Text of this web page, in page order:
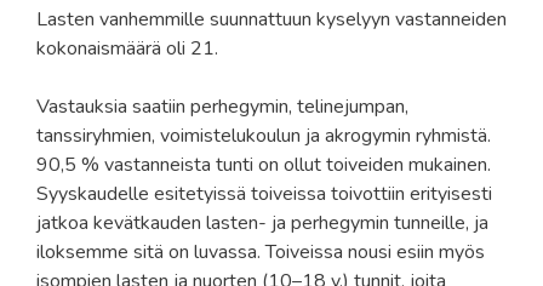
Lasten vanhemmille suunnattuun kyselyyn vastanneiden
kokonaismäärä oli 21.
Vastauksia saatiin perhegymin, telinejumpan,
tanssiryhmien, voimistelukoulun ja akrogymin ryhmistä.
90,5 % vastanneista tunti on ollut toiveiden mukainen.
Syyskaudelle esitetyissä toiveissa toivottiin erityisesti
jatkoa kevätkauden lasten- ja perhegymin tunneille, ja
iloksemme sitä on luvassa. Toiveissa nousi esiin myös